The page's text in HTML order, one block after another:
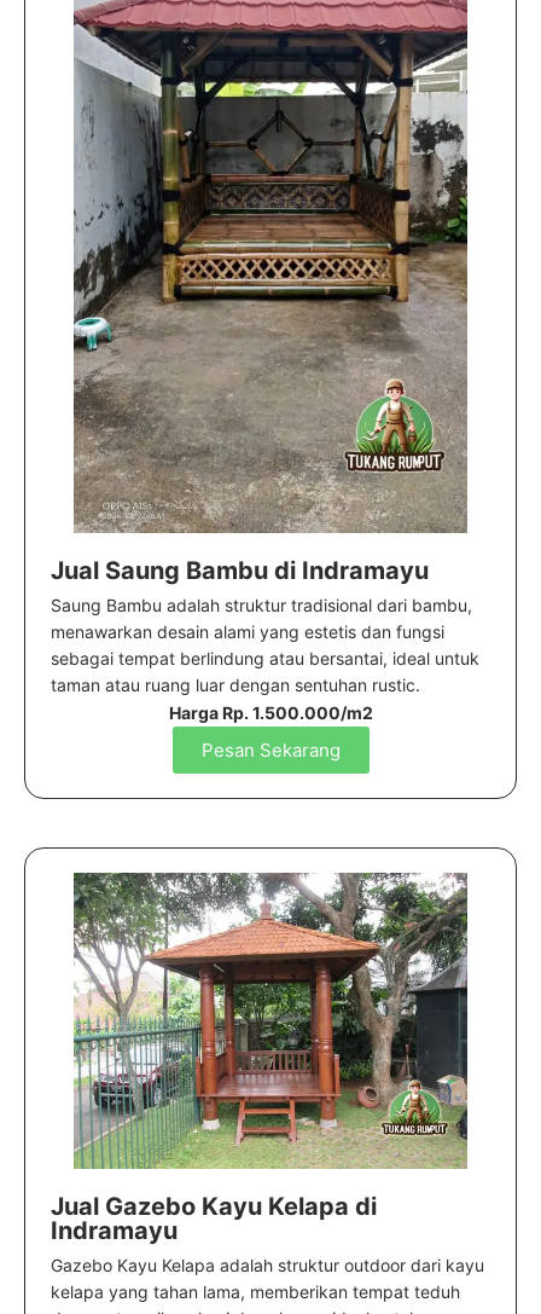
Jual Saung Bambu di Indramayu
Saung Bambu adalah struktur tradisional dari bambu,
menawarkan desain alami yang estetis dan fungsi
sebagai tempat berlindung atau bersantai, ideal untuk
taman atau ruang luar dengan sentuhan rustic.
Harga Rp. 1.500.000/m2
Pesan Sekarang
Jual Gazebo Kayu Kelapa di
Indramayu
Gazebo Kayu Kelapa adalah struktur outdoor dari kayu
kelapa yang tahan lama, memberikan tempat teduh